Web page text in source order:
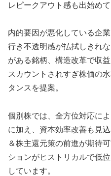
レピークアウト感も出始めて
内的要因が悪化している企
行き不透明感が払拭しきれ
がある銘柄、構造改革で収
スカウントされすぎ株価の
タンスを提案。
個別株では、全方位対応に
に加え、資本効率改善も見
＆株主還元策の前進が期待
ションがヒストリカルで低
しています。